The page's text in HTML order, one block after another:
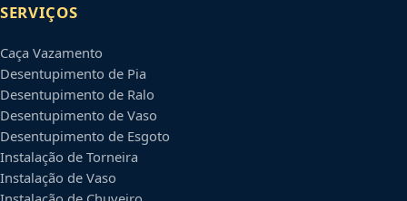
SERVIÇOS
Caça Vazamento
Desentupimento de Pia
Desentupimento de Ralo
Desentupimento de Vaso
Desentupimento de Esgoto
Instalação de Torneira
Instalação de Vaso